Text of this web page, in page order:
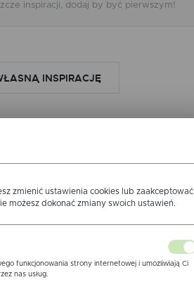
inspiracji, dodaj by być pierwszym!
INSPIRACJĘ
produkcie
zmienić ustawienia cookies lub zaakceptować
możesz dokonać zmiany swoich ustawień.
funkcjonowania strony internetowej i umożliwiają Ci
nas usług.
czy wypełniania formularzy. Dzięki plikom cookies